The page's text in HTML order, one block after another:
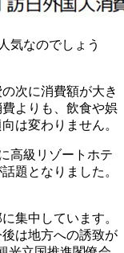
気なのでしょう
次に消費額が大き
よりも、飲食や娯
は変わりません。
高級リゾートホテ
題となりました。
集中しています。
は地方への誘致が